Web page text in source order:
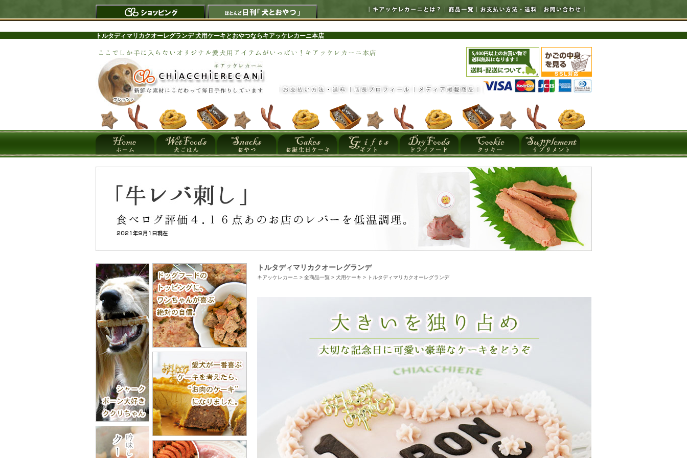
トルタディマリカクオーレグランデ 犬用ケーキとおやつならキアッケレカーニ本店
トルタディマリカクオーレグランデ
キアッケレカーニ > 全商品一覧 > 犬用ケーキ > トルタディマリカクオーレグランデ